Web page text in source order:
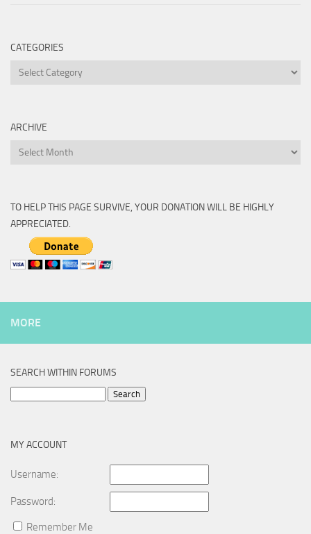
CATEGORIES
Categories
ARCHIVE
Archive
TO HELP THIS PAGE SURVIVE, YOUR DONATION WILL BE HIGHLY
APPRECIATED.
MORE
SEARCH WITHIN FORUMS
MY ACCOUNT
Username:
Password:
Remember Me